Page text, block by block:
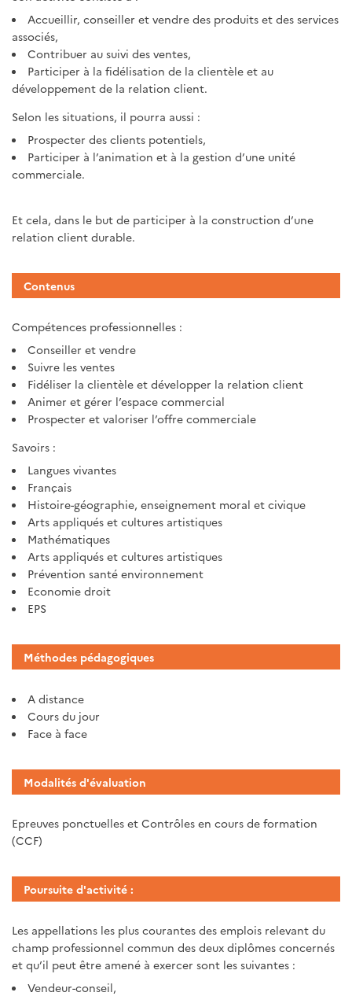
Accueillir, conseiller et vendre des produits et des services
associés,
Contribuer au suivi des ventes,
Participer à la fidélisation de la clientèle et au
développement de la relation client.
Selon les situations, il pourra aussi :
Prospecter des clients potentiels,
Participer à l’animation et à la gestion d’une unité
commerciale.
Et cela, dans le but de participer à la construction d’une
relation client durable.
Contenus
Compétences professionnelles :
Conseiller et vendre
Suivre les ventes
Fidéliser la clientèle et développer la relation client
Animer et gérer l’espace commercial
Prospecter et valoriser l’offre commerciale
Savoirs :
Langues vivantes
Français
Histoire-géographie, enseignement moral et civique
Arts appliqués et cultures artistiques
Mathématiques
Arts appliqués et cultures artistiques
Prévention santé environnement
Economie droit
EPS
Méthodes pédagogiques
A distance
Cours du jour
Face à face
Modalités d'évaluation
Epreuves ponctuelles et Contrôles en cours de formation
(CCF)
Poursuite d'activité :
Les appellations les plus courantes des emplois relevant du
champ professionnel commun des deux diplômes concernés
et qu’il peut être amené à exercer sont les suivantes :
Vendeur-conseil,